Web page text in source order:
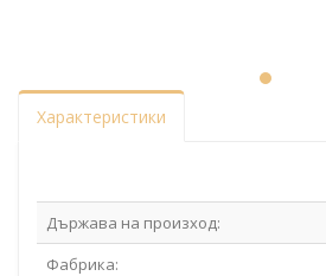
Характеристики
Държава на произход:
Фабрика: